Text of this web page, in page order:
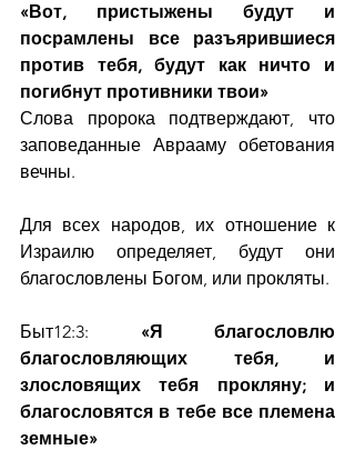
«Вот, пристыжены будут и
посрамлены все разъярившиеся
против тебя, будут как ничто и
погибнут противники твои»
Слова пророка подтверждают, что
заповеданные Аврааму обетования
вечны.
Для всех народов, их отношение к
Израилю определяет, будут они
благословлены Богом, или прокляты.
Быт12:3: «Я благословлю
благословляющих тебя, и
злословящих тебя прокляну; и
благословятся в тебе все племена
земные»